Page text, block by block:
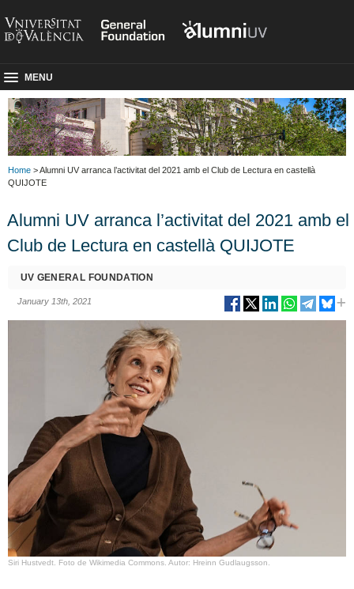
MENU
Home > Alumni UV arranca l’activitat del 2021 amb el Club de Lectura en castellà
QUIJOTE
Alumni UV arranca l’activitat del 2021 amb el
Club de Lectura en castellà QUIJOTE
UV GENERAL FOUNDATION
January 13th, 2021
Siri Hustvedt. Foto de Wikimedia Commons. Autor: Hreinn Gudlaugsson.